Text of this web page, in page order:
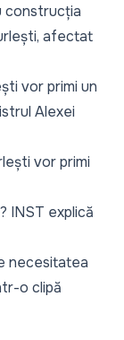
construcția
afectat
vor primi un
Alexei
vor primi
INST explică
necesitatea
o clipă